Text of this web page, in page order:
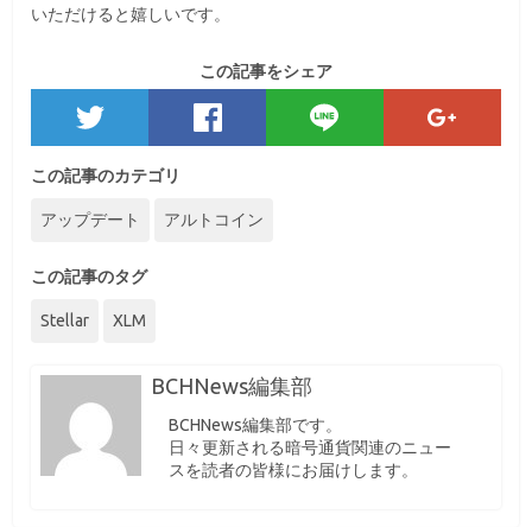
いただけると嬉しいです。
この記事をシェア
この記事のカテゴリ
アップデート アルトコイン
この記事のタグ
Stellar XLM
BCHNews編集部
BCHNews編集部です。
日々更新される暗号通貨関連のニュー
スを読者の皆様にお届けします。